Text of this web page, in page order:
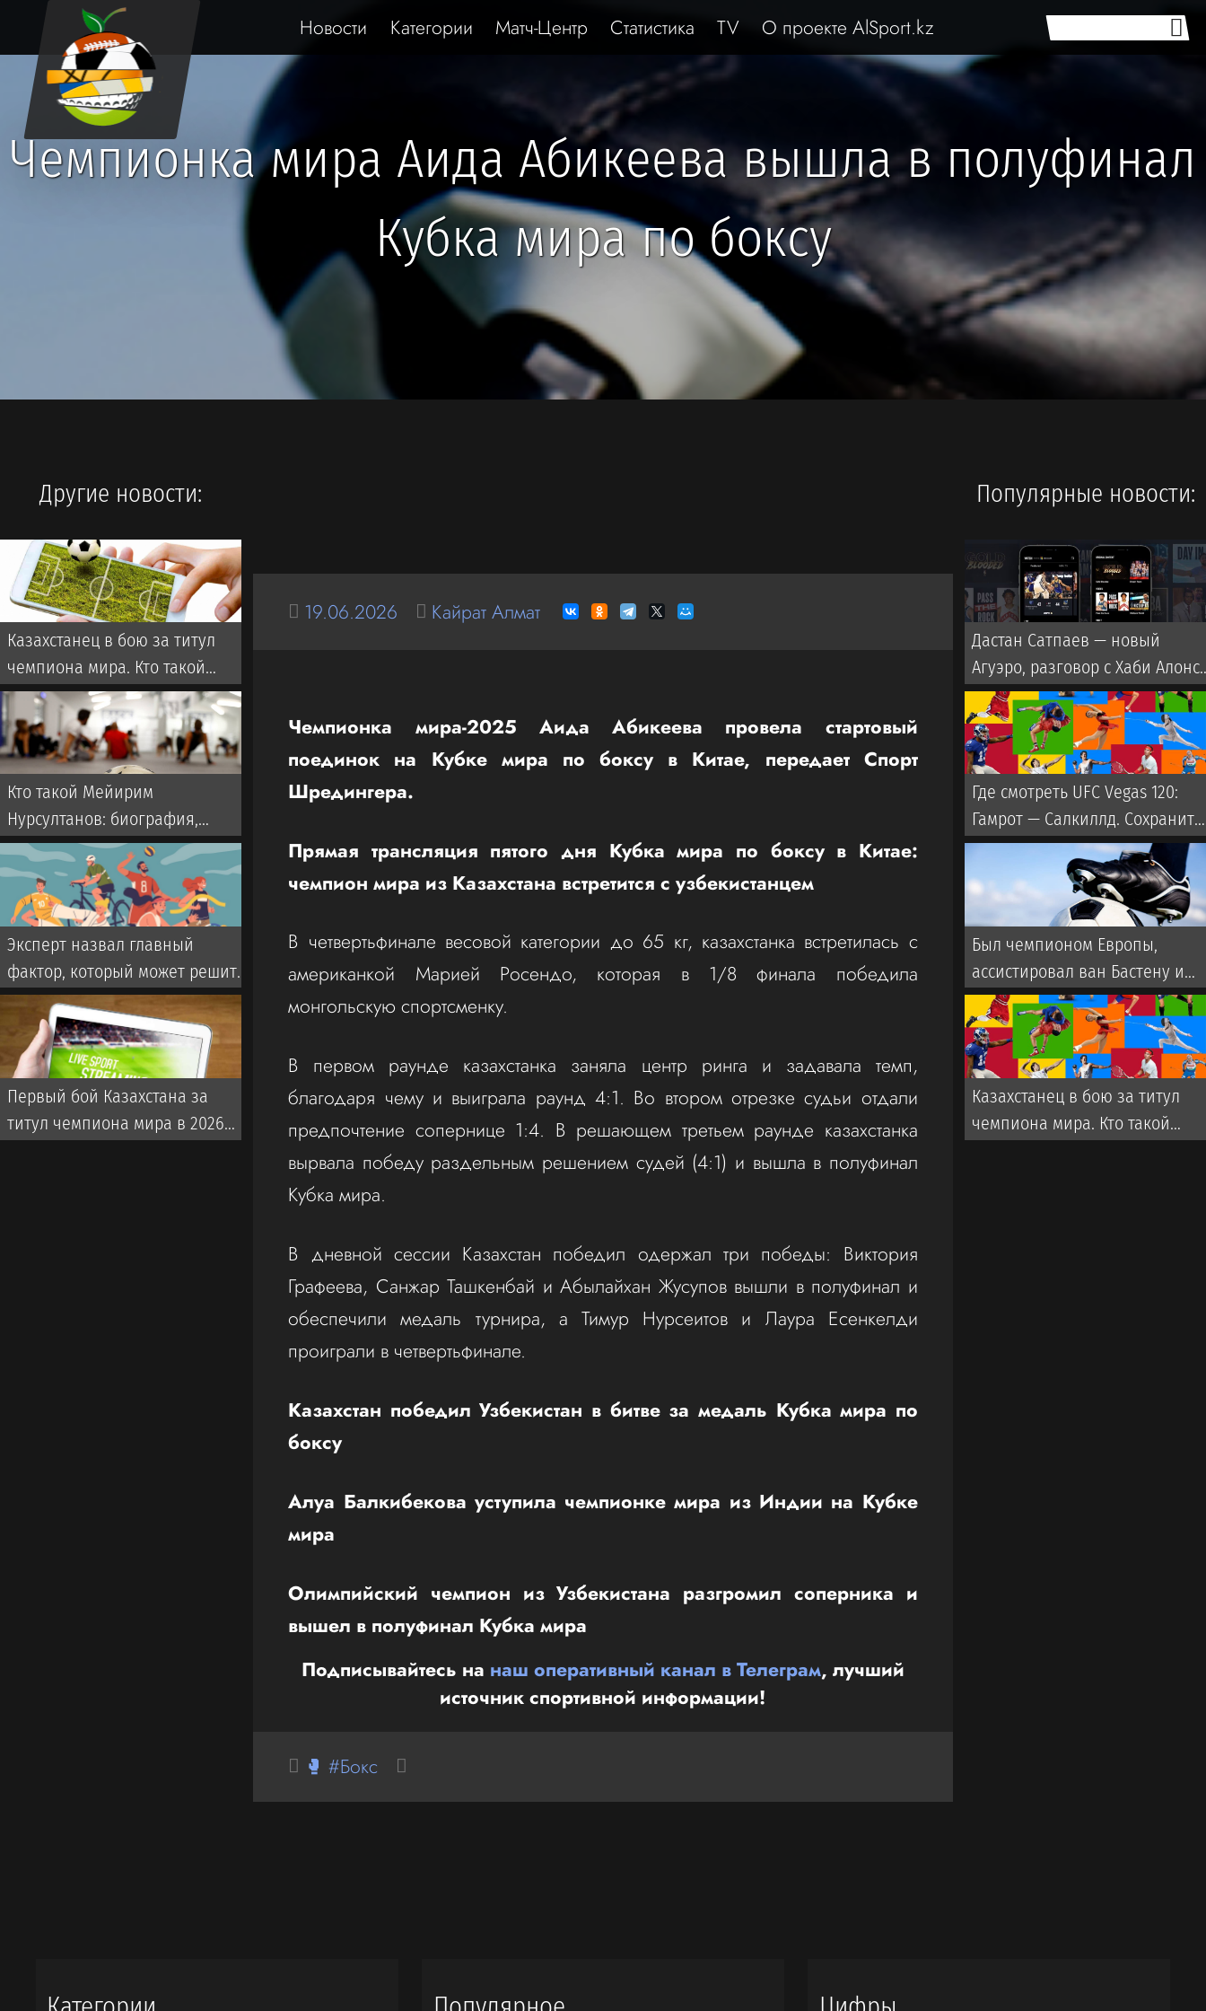
Новости Категории Матч-Центр Статистика TV О проекте AlSport.kz
Чемпионка мира Аида Абикеева вышла в полуфинал
Кубка мира по боксу
19.06.2026 Кайрат Алмат
Чемпионка мира-2025 Аида Абикеева провела стартовый
поединок на Кубке мира по боксу в Китае, передает Спорт
Шредингера.
Прямая трансляция пятого дня Кубка мира по боксу в Китае:
чемпион мира из Казахстана встретится с узбекистанцем
В четвертьфинале весовой категории до 65 кг, казахстанка встретилась с
американкой Марией Росендо, которая в 1/8 финала победила
монгольскую спортсменку.
В первом раунде казахстанка заняла центр ринга и задавала темп,
благодаря чему и выиграла раунд 4:1. Во втором отрезке судьи отдали
предпочтение сопернице 1:4. В решающем третьем раунде казахстанка
вырвала победу раздельным решением судей (4:1) и вышла в полуфинал
Кубка мира.
В дневной сессии Казахстан победил одержал три победы: Виктория
Графеева, Санжар Ташкенбай и Абылайхан Жусупов вышли в полуфинал и
обеспечили медаль турнира, а Тимур Нурсеитов и Лаура Есенкелди
проиграли в четвертьфинале.
Казахстан победил Узбекистан в битве за медаль Кубка мира по
боксу
Алуа Балкибекова уступила чемпионке мира из Индии на Кубке
мира
Олимпийский чемпион из Узбекистана разгромил соперника и
вышел в полуфинал Кубка мира
Подписывайтесь на наш оперативный канал в Телеграм, лучший
источник спортивной информации!
🥊 #Бокс
Другие новости:
Казахстанец в бою за титул
чемпиона мира. Кто такой
Мейирим Нурсултанов:
биография, бои
Кто такой Мейирим
Нурсултанов: биография,
рекорд, статистика, следующий
бой и последние новости
Эксперт назвал главный
фактор, который может решить
исход боя Мейирима
Нурсултанова за титул WBC
Первый бой Казахстана за
титул чемпиона мира в 2026
Популярные новости:
Дастан Сатпаев — новый
Агуэро, разговор с Хаби
лучший друг в Челси
Где смотреть UFC Vegas 120:
Гамрот — Салкиллд. Сохранит
ли казахстанец Дияр
место в UFC?
Был чемпионом Европы,
ассистировал ван Бастену и
провалился с Арменией. Кто
стал новым тренером сборной
Казахстана
Казахстанец в бою за титул
чемпиона мира. Кто такой